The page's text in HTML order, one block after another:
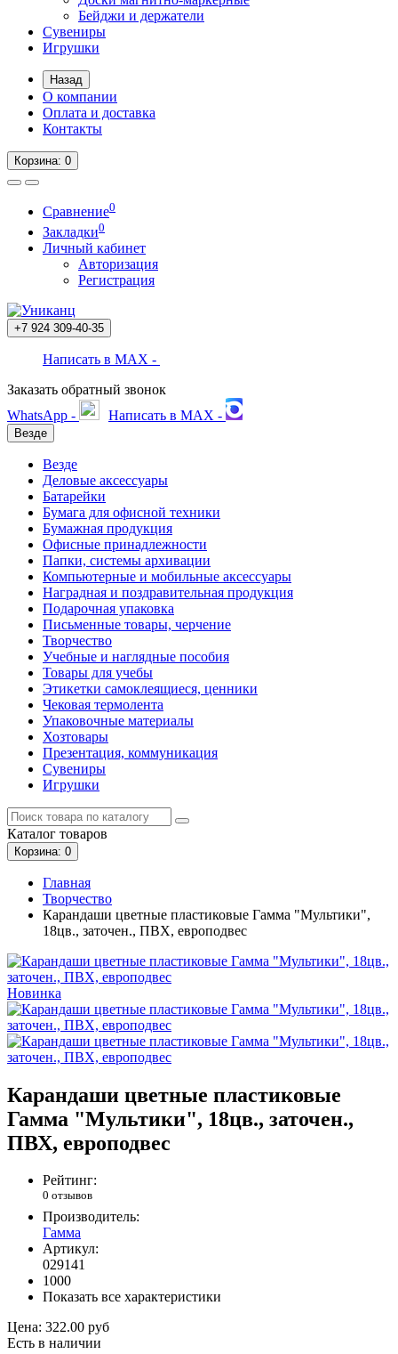
Бейджи и держатели
Сувениры
Игрушки
Назад
О компании
Оплата и доставка
Контакты
Корзина: 0
Сравнение0
Закладки0
Личный кабинет
Авторизация
Регистрация
+7 924 309-40-35
Написать в MAX -
Заказать обратный звонок
WhatsApp -
Написать в MAX -
Везде
Везде
Деловые аксессуары
Батарейки
Бумага для офисной техники
Бумажная продукция
Офисные принадлежности
Папки, системы архивации
Компьютерные и мобильные аксессуары
Наградная и поздравительная продукция
Подарочная упаковка
Письменные товары, черчение
Творчество
Учебные и наглядные пособия
Товары для учебы
Этикетки самоклеящиеся, ценники
Чековая термолента
Упаковочные материалы
Хозтовары
Презентация, коммуникация
Сувениры
Игрушки
Каталог товаров
Корзина: 0
Главная
Творчество
Карандаши цветные пластиковые Гамма "Мультики",
18цв., заточен., ПВХ, европодвес
Новинка
Карандаши цветные пластиковые
Гамма "Мультики", 18цв., заточен.,
ПВХ, европодвес
Рейтинг:
0 отзывов
Производитель:
Гамма
Артикул:
029141
1000
Показать все характеристики
Цена: 322.00 руб
Есть в наличии